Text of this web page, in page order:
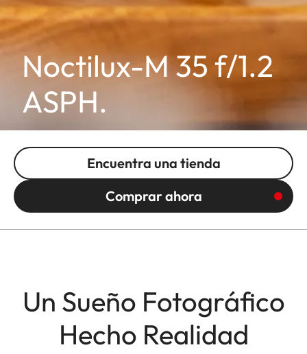
Noctilux-M 35 f/1.2
ASPH.
Encuentra una tienda
Comprar ahora
Un Sueño Fotográfico
Hecho Realidad